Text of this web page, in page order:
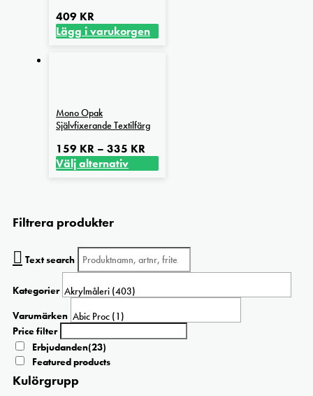
409 KR
Lägg i varukorgen
Mono Opak
Självfixerande Textilfärg
159 KR – 335 KR
159 kr
Välj alternativ
har
varianter.
De
alternativen
väljas
på
produktsidan
Filtrera produkter
Text search
Kategorier
Varumärken
Price filter
Erbjudanden(23)
Featured products
Kulörgrupp